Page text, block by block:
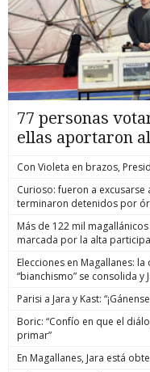
77 personas
ellas aportaron
Con Violeta en brazos,
Curioso: fueron a
terminaron detenidos por
Más de 122 mil
marcada por la alta
Elecciones en Magallanes:
“bianchismo” se consolida
Parisi a Jara y Kast:
Boric: “Confío en que el
primar”
En Magallanes, Jara está